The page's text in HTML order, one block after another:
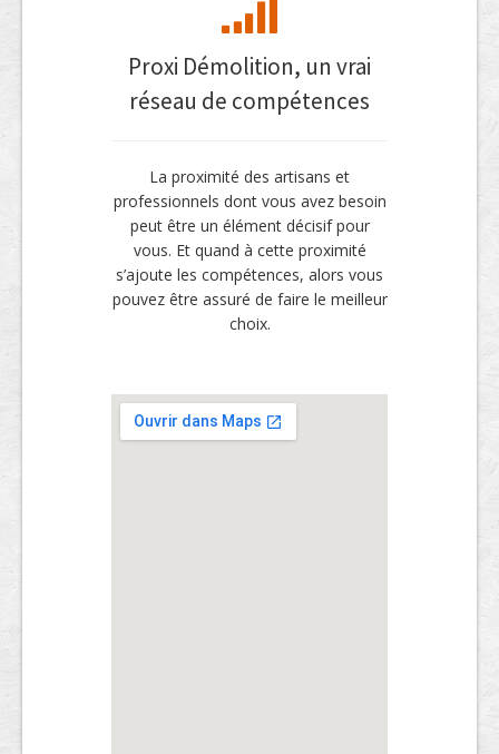
Proxi Démolition, un vrai
réseau de compétences
La proximité des artisans et
professionnels dont vous avez besoin
peut être un élément décisif pour
vous. Et quand à cette proximité
s’ajoute les compétences, alors vous
pouvez être assuré de faire le meilleur
choix.